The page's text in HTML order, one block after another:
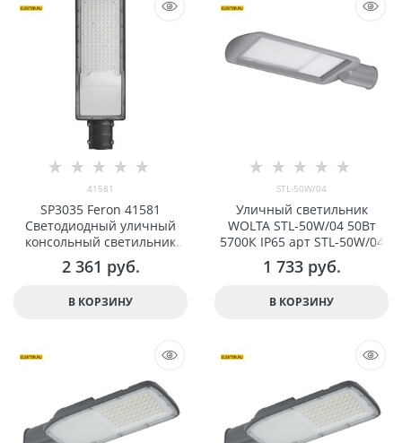
41581
SP3035 Feron 41581
Светодиодный уличный
консольный светильник
120W 6400K, серый
2 361 руб.
В КОРЗИНУ
STL-50W/04
Уличный светильник
WOLTA STL-50W/04 50Вт
5700К IP65 арт STL-50W/04
1 733 руб.
В КОРЗИНУ